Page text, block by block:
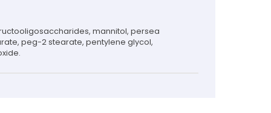
mannitol, persea
peg-2 stearate, pentylene glycol,